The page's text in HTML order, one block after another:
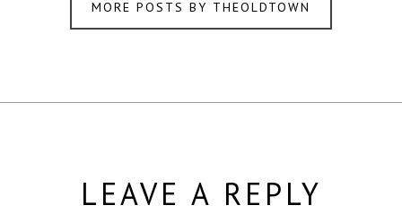
MORE POSTS BY THEOLDTOWN
LEAVE A REPLY